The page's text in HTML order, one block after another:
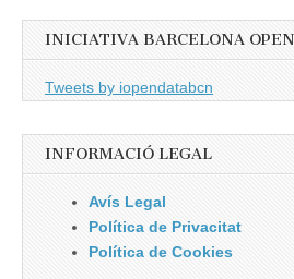
INICIATIVA BARCELONA
Tweets by iopendatabcn
INFORMACIÓ LEGAL
Avís Legal
Política de Privacitat
Política de Cookies